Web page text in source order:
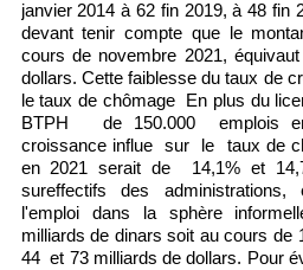
janvier 2014 à 62 fin 2019, à 48 fin
devant tenir compte que le
cours de novembre 2021,
dollars. Cette faiblesse du taux de
le taux de chômage En plus du
BTPH de 150.000 emplois
croissance influe sur le taux de
en 2021 serait de 14,1% et
sureffectifs des administrations,
l'emploi dans la sphère
milliards de dinars soit au cours de
44 et 73 milliards de dollars. Pour